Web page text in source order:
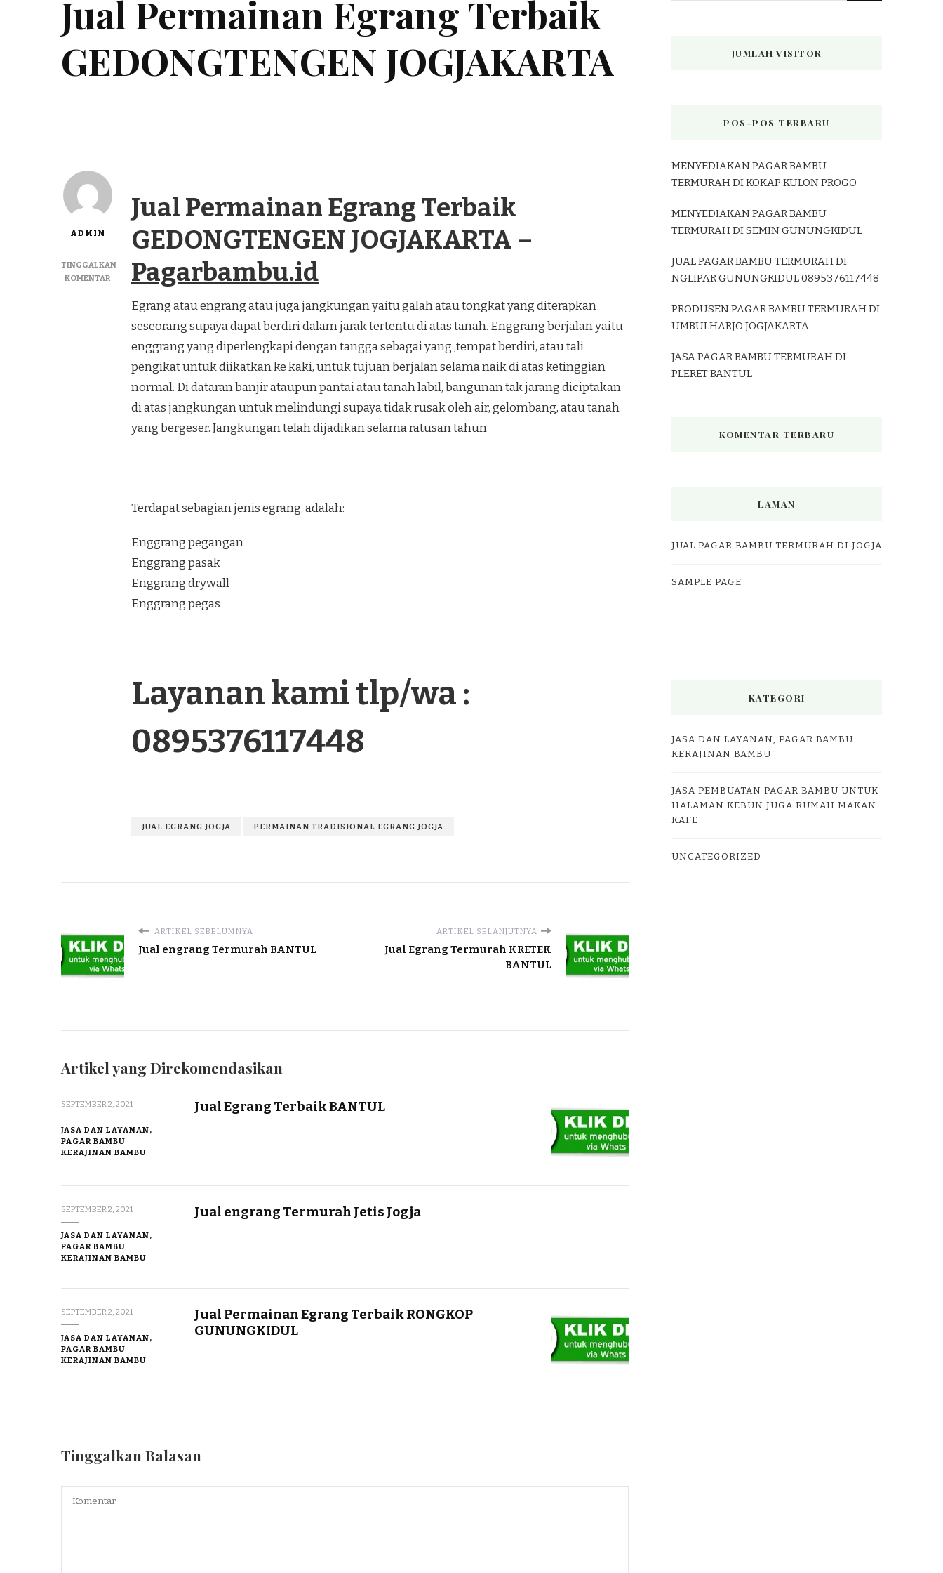
Jual Permainan Egrang Terbaik
GEDONGTENGEN JOGJAKARTA
ADMIN
TINGGALKAN
KOMENTARPADA
PERMAINAN
TERBAIK
GEDONGTENGEN
Jual Permainan Egrang Terbaik
GEDONGTENGEN JOGJAKARTA –
Pagarbambu.id
Egrang atau engrang atau juga jangkungan yaitu galah atau tongkat yang diterapkan
seseorang supaya dapat berdiri dalam jarak tertentu di atas tanah. Enggrang berjalan yaitu
enggrang yang diperlengkapi dengan tangga sebagai yang ,tempat berdiri, atau tali
pengikat untuk diikatkan ke kaki, untuk tujuan berjalan selama naik di atas ketinggian
normal. Di dataran banjir ataupun pantai atau tanah labil, bangunan tak jarang diciptakan
di atas jangkungan untuk melindungi supaya tidak rusak oleh air, gelombang, atau tanah
yang bergeser. Jangkungan telah dijadikan selama ratusan tahun
Terdapat sebagian jenis egrang, adalah:
Enggrang pegangan
Enggrang pasak
Enggrang drywall
Enggrang pegas
Layanan kami tlp/wa :
0895376117448
JUAL EGRANG JOGJA PERMAINAN TRADISIONAL EGRANG JOGJA
ARTIKEL SEBELUMNYA
Jual engrang Termurah BANTUL
ARTIKEL SELANJUTNYA
Jual Egrang Termurah KRETEK
BANTUL
Artikel yang Direkomendasikan
SEPTEMBER 2, 2021
JASA DAN LAYANAN,
PAGAR BAMBU
KERAJINAN BAMBU
Jual Egrang Terbaik BANTUL
SEPTEMBER 2, 2021
JASA DAN LAYANAN,
PAGAR BAMBU
KERAJINAN BAMBU
Jual engrang Termurah Jetis Jogja
SEPTEMBER 2, 2021
JASA DAN LAYANAN,
PAGAR BAMBU
KERAJINAN BAMBU
Jual Permainan Egrang Terbaik RONGKOP
GUNUNGKIDUL
Tinggalkan Balasan
JUMLAH VISITOR
POS-POS TERBARU
MENYEDIAKAN PAGAR BAMBU
TERMURAH DI KOKAP KULON PROGO
MENYEDIAKAN PAGAR BAMBU
TERMURAH DI SEMIN GUNUNGKIDUL
JUAL PAGAR BAMBU TERMURAH DI
NGLIPAR GUNUNGKIDUL 0895376117448
PRODUSEN PAGAR BAMBU TERMURAH DI
UMBULHARJO JOGJAKARTA
JASA PAGAR BAMBU TERMURAH DI
PLERET BANTUL
KOMENTAR TERBARU
LAMAN
JUAL PAGAR BAMBU TERMURAH DI JOGJA
SAMPLE PAGE
KATEGORI
JASA DAN LAYANAN, PAGAR BAMBU
KERAJINAN BAMBU
JASA PEMBUATAN PAGAR BAMBU UNTUK
HALAMAN KEBUN JUGA RUMAH MAKAN
KAFE
UNCATEGORIZED